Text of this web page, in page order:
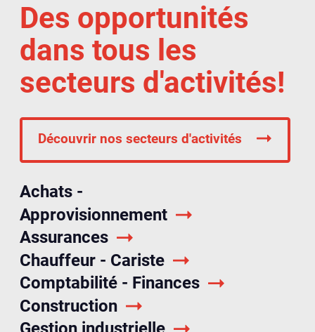
Des opportunités
dans tous les
secteurs d'activités!
Découvrir nos secteurs d'activités
Achats -
Approvisionnement
Assurances
Chauffeur - Cariste
Comptabilité - Finances
Construction